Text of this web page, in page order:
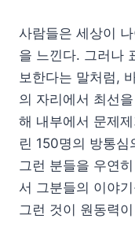
사람들은 세상이
을 느낀다. 그러나
보한다는 말처럼,
의 자리에서 최선
해 내부에서 문제
린 150명의 방통
그런 분들을 우연
서 그분들의 이야
그런 것이 원동력